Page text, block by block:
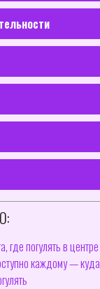
где погулять в центре
каждому — куда